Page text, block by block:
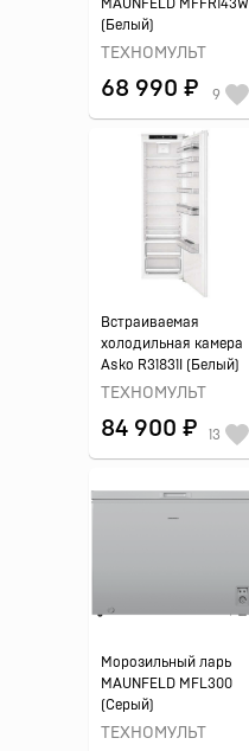
MAUNFELD MFFR143W
(Белый)
ТЕХНОМУЛЬТ
68 990 ₽ 9
Встраиваемая
холодильная камера
Asko R31831I (Белый)
ТЕХНОМУЛЬТ
84 900 ₽ 13
Морозильный ларь
MAUNFELD MFL300
(Серый)
ТЕХНОМУЛЬТ